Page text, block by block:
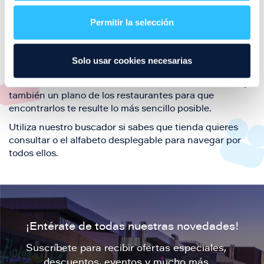
Permitir la selección
Solo usar cookies necesarias
también de nuestra oferta de ocio y shopping durante
tu visita.
El este directorio de restaurantes de Puerto Venecia
también un plano de los restaurantes para que
encontrarlos te resulte lo más sencillo posible.
Utiliza nuestro buscador si sabes que tienda quieres
consultar o el alfabeto desplegable para navegar por
todos ellos.
¡Entérate de todas nuestras novedades!
Suscríbete para recibir ofertas especiales,